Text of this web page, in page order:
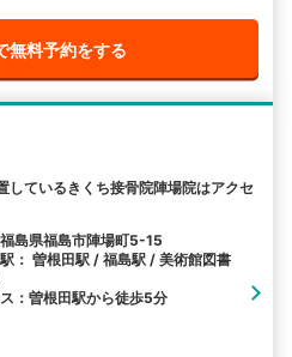
無料予約をする
しているきくち接骨院陣場院はアクセ
島県福島市陣場町5-15
： 曽根田駅 / 福島駅 / 美術館図書
：曽根田駅から徒歩5分